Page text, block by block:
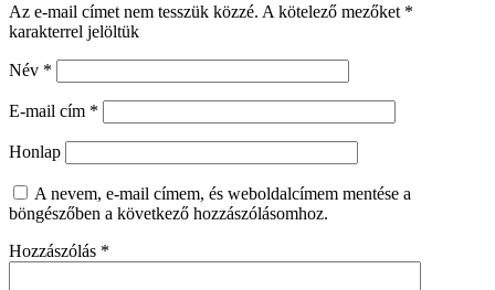
Az e-mail címet nem tesszük közzé. A kötelező mezőket *
karakterrel jelöltük
Név *
E-mail cím *
Honlap
A nevem, e-mail címem, és weboldalcímem mentése a
böngészőben a következő hozzászólásomhoz.
Hozzászólás *